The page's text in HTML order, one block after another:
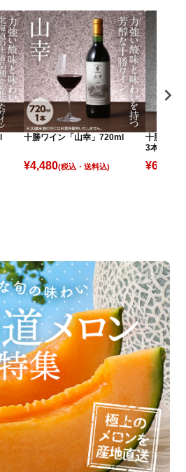
十勝ワイン「山幸」720ml
¥4,480(税込)
十勝ワイ
3本
¥6,180